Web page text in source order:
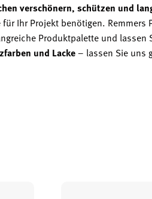
verschönern, schützen und
Ihr Projekt benötigen.
Produktpalette und
und Lacke– lassen Sie uns